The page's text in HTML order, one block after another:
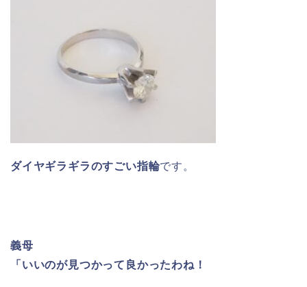
ダイヤギラギラのすごい指輪です。
義母
「いいのが見つかって良かったわね！